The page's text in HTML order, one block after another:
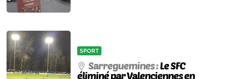
SPORT
Sarreguemines :Le SFC
éliminé par Valenciennes en